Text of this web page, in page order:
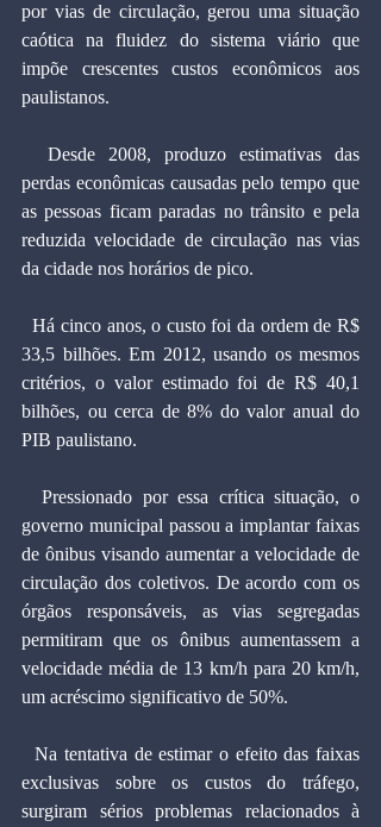
por vias de circulação, gerou uma situação
caótica na fluidez do sistema viário que
impõe crescentes custos econômicos aos
paulistanos.
perdas econômicas causadas pelo tempo que
as pessoas ficam paradas no trânsito e pela
reduzida velocidade de circulação nas vias
da cidade nos horários de pico.
  Há cinco anos, o custo foi da ordem de R$
33,5 bilhões. Em 2012, usando os mesmos
critérios, o valor estimado foi de R$ 40,1
bilhões, ou cerca de 8% do valor anual do
PIB paulistano.
  Pressionado por essa crítica situação, o
governo municipal passou a implantar faixas
de ônibus visando aumentar a velocidade de
circulação dos coletivos. De acordo com os
órgãos responsáveis, as vias segregadas
permitiram que os ônibus aumentassem a
velocidade média de 13 km/h para 20 km/h,
um acréscimo significativo de 50%.
  Na tentativa de estimar o efeito das faixas
exclusivas sobre os custos do tráfego,
surgiram sérios problemas relacionados à